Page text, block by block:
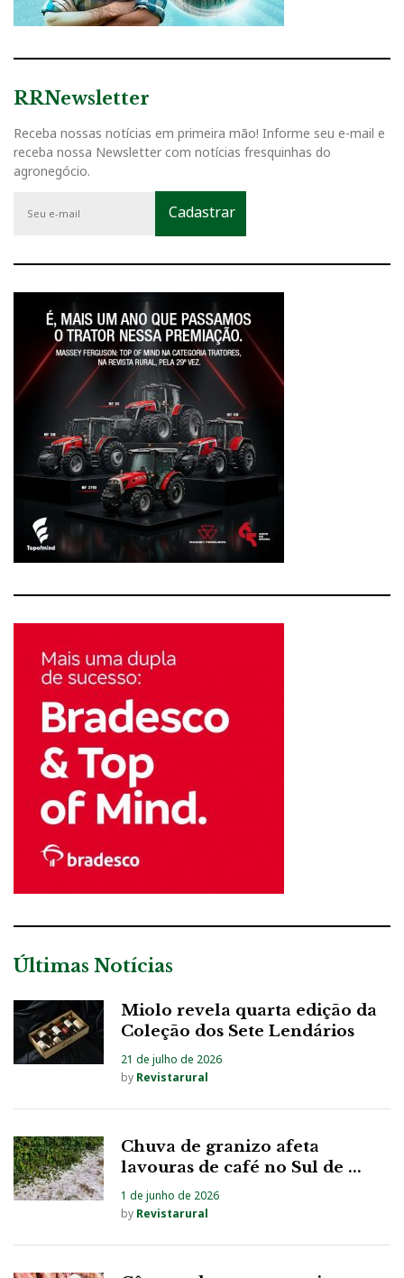
RRNewsletter
Receba nossas notícias em primeira mão! Informe seu e-mail e
receba nossa Newsletter com notícias fresquinhas do
agronegócio.
Últimas Notícias
Miolo revela quarta edição da
Coleção dos Sete Lendários
21 de julho de 2026
by Revistarural
Chuva de granizo afeta
lavouras de café no Sul de ...
1 de junho de 2026
by Revistarural